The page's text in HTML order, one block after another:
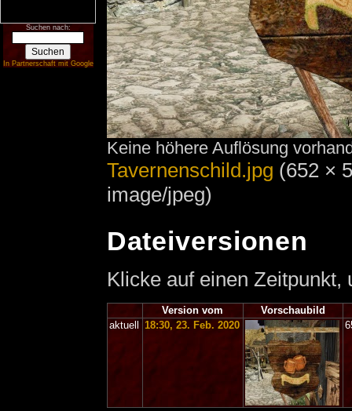
Suchen nach:
In Partnerschaft mit Google
Keine höhere Auflösung
Tavernenschild.jpg (652 ×
image/jpeg)
Dateiversionen
Klicke auf einen
Version vom
Vorschaubild
aktuell
18:30, 23. Feb. 2020